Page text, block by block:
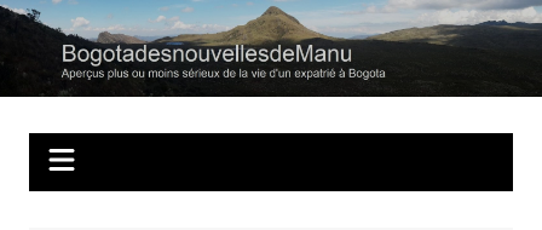
Aller
contenu
Regards personnels sur la vie d’expatrié à Bogota